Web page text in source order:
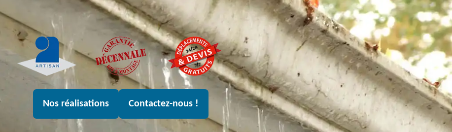
Nos réalisations Contactez-nous !